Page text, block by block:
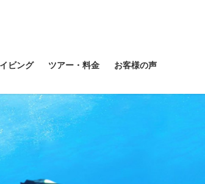
ビング ツアー・料金 お客様の声